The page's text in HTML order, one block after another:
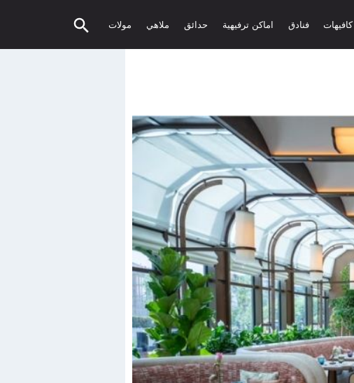
كافيهات فنادق اماكن ترفيهية حدائق ملاهي مولات